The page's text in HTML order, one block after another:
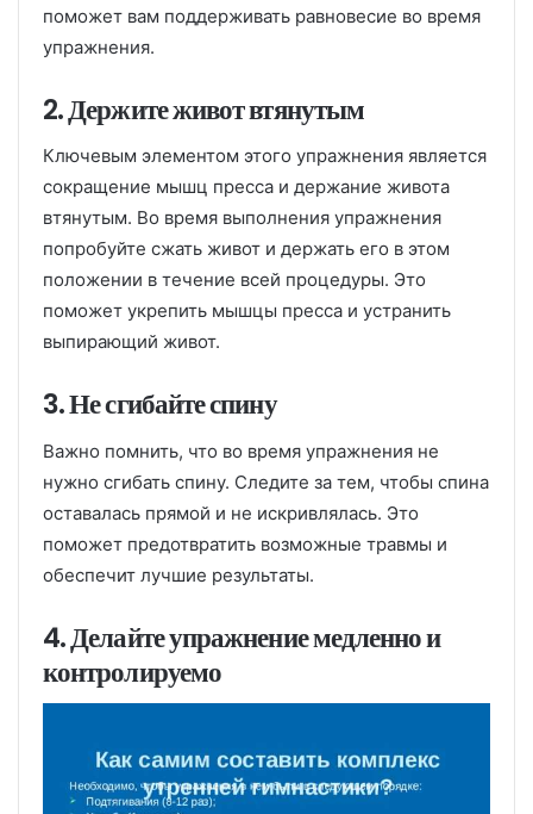
поможет вам поддерживать равновесие во время
упражнения.
2. Держите живот втянутым
Ключевым элементом этого упражнения является
сокращение мышц пресса и держание живота
втянутым. Во время выполнения упражнения
попробуйте сжать живот и держать его в этом
положении в течение всей процедуры. Это
поможет укрепить мышцы пресса и устранить
выпирающий живот.
3. Не сгибайте спину
Важно помнить, что во время упражнения не
нужно сгибать спину. Следите за тем, чтобы спина
оставалась прямой и не искривлялась. Это
поможет предотвратить возможные травмы и
обеспечит лучшие результаты.
4. Делайте упражнение медленно и
контролируемо